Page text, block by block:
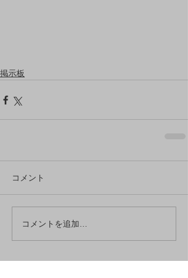
掲示板
コメント
コメントを追加…